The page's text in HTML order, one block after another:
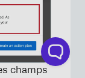
champs